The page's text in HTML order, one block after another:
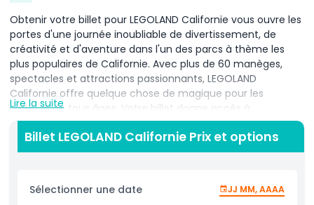
Obtenir votre billet pour LEGOLAND Californie vous ouvre les
portes d'une journée inoubliable de divertissement, de
créativité et d'aventure dans l'un des parcs à thème les
plus populaires de Californie. Avec plus de 60 manèges,
spectacles et attractions passionnants, LEGOLAND
Californie offre quelque chose de magique pour les
visiteurs de tous âges. Votre billet donne accès à
d'incroyables zones thématiques, y compris LE MONDE DU
FILM LEGO, le parc aquatique LEGOLAND rempli d'aires de
jeux aquatiques, et le fascinant aquarium SEA LIFE. Que
que vous soyez un fan de LEGO de longue date, LEGOLAND
est rempli d'activités pratiques et d'attractions interactives
Lire la suite
Billet LEGOLAND Californie Prix et options
Sélectionner une date JJ MM, AAAA